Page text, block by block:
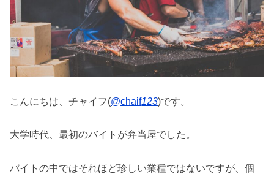
こんにちは、チャイフ(@chaif123)です。
大学時代、最初のバイトが弁当屋でした。
バイトの中ではそれほど珍しい業種ではないですが、個